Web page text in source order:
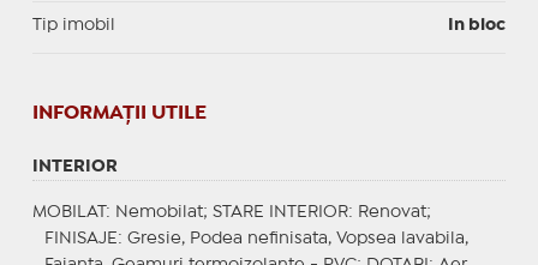
Tip imobil In bloc
INFORMAŢII UTILE
INTERIOR
MOBILAT : Nemobilat; STARE INTERIOR: Renovat;
FINISAJE : Gresie, Podea nefinisata, Vopsea lavabila,